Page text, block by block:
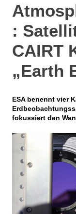
:
CAIRT
„Earth
ESA benennt vier
fokussiert den